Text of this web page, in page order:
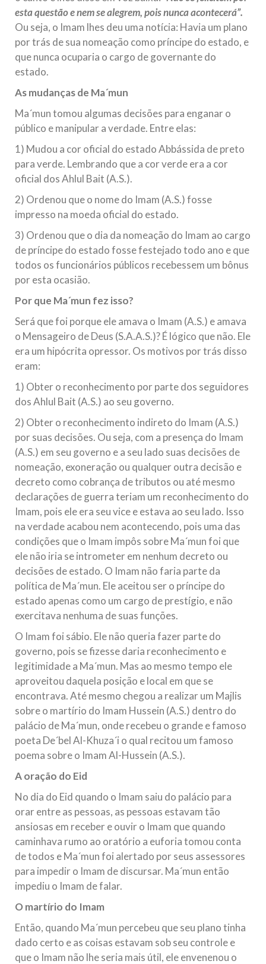
esta questão e nem se alegrem, pois nunca acontecerá”.
Ou seja, o Imam lhes deu uma notícia: Havia um plano
por trás de sua nomeação como príncipe do estado, e
que nunca ocuparia o cargo de governante do
estado.
As mudanças de Ma´mun
Ma´mun tomou algumas decisões para enganar o
público e manipular a verdade. Entre elas:
1) Mudou a cor oficial do estado Abbássida de preto
para verde. Lembrando que a cor verde era a cor
oficial dos Ahlul Bait (A.S.).
2) Ordenou que o nome do Imam (A.S.) fosse
impresso na moeda oficial do estado.
3) Ordenou que o dia da nomeação do Imam ao cargo
de príncipe do estado fosse festejado todo ano e que
todos os funcionários públicos recebessem um bônus
por esta ocasião.
Por que Ma´mun fez isso?
Será que foi porque ele amava o Imam (A.S.) e amava
o Mensageiro de Deus (S.A.A.S.)? É lógico que não. Ele
era um hipócrita opressor. Os motivos por trás disso
eram:
1) Obter o reconhecimento por parte dos seguidores
dos Ahlul Bait (A.S.) ao seu governo.
2) Obter o reconhecimento indireto do Imam (A.S.)
por suas decisões. Ou seja, com a presença do Imam
(A.S.) em seu governo e a seu lado suas decisões de
nomeação, exoneração ou qualquer outra decisão e
decreto como cobrança de tributos ou até mesmo
declarações de guerra teriam um reconhecimento do
Imam, pois ele era seu vice e estava ao seu lado. Isso
na verdade acabou nem acontecendo, pois uma das
condições que o Imam impôs sobre Ma´mun foi que
ele não iria se intrometer em nenhum decreto ou
decisões de estado. O Imam não faria parte da
política de Ma´mun. Ele aceitou ser o príncipe do
estado apenas como um cargo de prestígio, e não
exercitava nenhuma de suas funções.
O Imam foi sábio. Ele não queria fazer parte do
governo, pois se fizesse daria reconhecimento e
legitimidade a Ma´mun. Mas ao mesmo tempo ele
aproveitou daquela posição e local em que se
encontrava. Até mesmo chegou a realizar um Majlis
sobre o martírio do Imam Hussein (A.S.) dentro do
palácio de Ma´mun, onde recebeu o grande e famoso
poeta De´bel Al-Khuza´i o qual recitou um famoso
poema sobre o Imam Al-Hussein (A.S.).
A oração do Eid
No dia do Eid quando o Imam saiu do palácio para
orar entre as pessoas, as pessoas estavam tão
ansiosas em receber e ouvir o Imam que quando
caminhava rumo ao oratório a euforia tomou conta
de todos e Ma´mun foi alertado por seus assessores
para impedir o Imam de discursar. Ma´mun então
impediu o Imam de falar.
O martírio do Imam
Então, quando Ma´mun percebeu que seu plano tinha
dado certo e as coisas estavam sob seu controle e
que o Imam não lhe seria mais útil, ele envenenou o